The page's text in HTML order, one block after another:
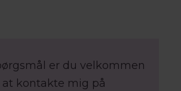
er du velkommen
kontakte mig på